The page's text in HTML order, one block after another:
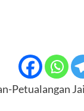
Petualangan